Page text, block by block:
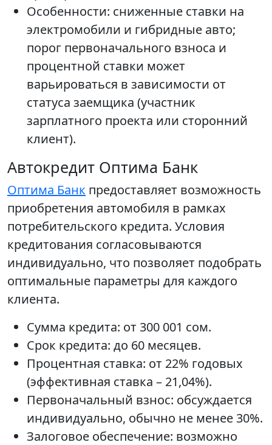
Особенности: сниженные ставки на
электромобили и гибридные авто;
порог первоначального взноса и
процентной ставки может
варьироваться в зависимости от
статуса заемщика (участник
зарплатного проекта или сторонний
клиент).
Автокредит Оптима Банк
Оптима Банк предоставляет возможность
приобретения автомобиля в рамках
потребительского кредита. Условия
кредитования согласовываются
индивидуально, что позволяет подобрать
оптимальные параметры для каждого
клиента.
Сумма кредита: от 300 001 сом.
Срок кредита: до 60 месяцев.
Процентная ставка: от 22% годовых
(эффективная ставка – 21,04%).
Первоначальный взнос: обсуждается
индивидуально, обычно не менее 30%.
Залоговое обеспечение: возможно